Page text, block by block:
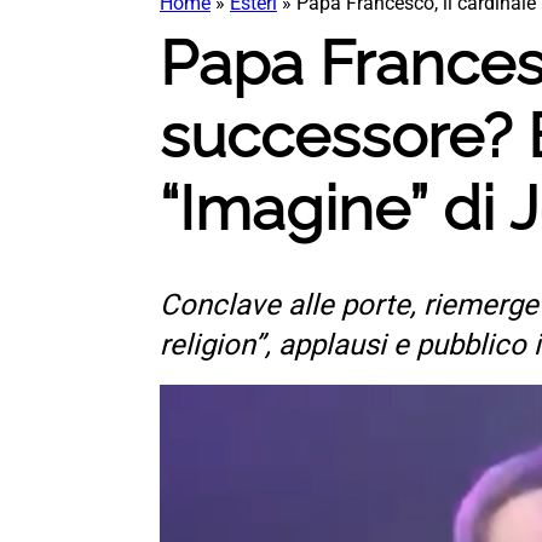
Papa
successore?
“Imagine” di
Conclave alle porte,
religion”, applausi e pubblico